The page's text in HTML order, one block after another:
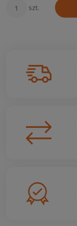
szt.